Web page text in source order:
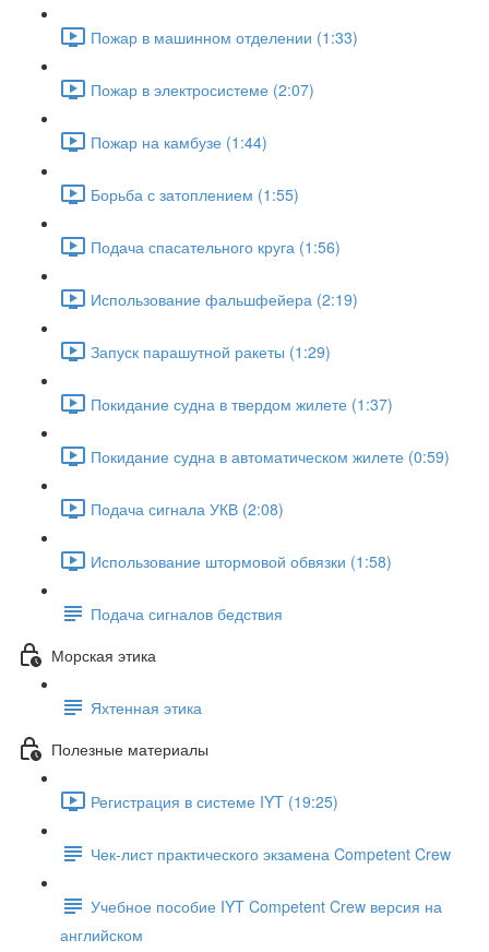
Пожар в машинном отделении (1:33)
Пожар в электросистеме (2:07)
Пожар на камбузе (1:44)
Борьба с затоплением (1:55)
Подача спасательного круга (1:56)
Использование фальшфейера (2:19)
Запуск парашутной ракеты (1:29)
Покидание судна в твердом жилете (1:37)
Покидание судна в автоматическом жилете (0:59)
Подача сигнала УКВ (2:08)
Использование штормовой обвязки (1:58)
Подача сигналов бедствия
Морская этика
Яхтенная этика
Полезные материалы
Регистрация в системе IYT (19:25)
Чек-лист практического экзамена Competent Crew
Учебное пособие IYT Competent Crew версия на
английском